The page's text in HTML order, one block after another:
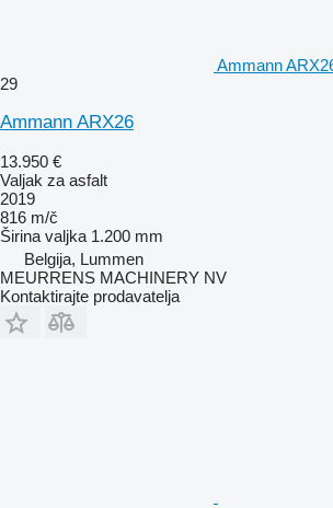
Ammann
29
Ammann ARX26
13.950 €
Valjak za asfalt
2019
816 m/č
Širina valjka 1.200 mm
Belgija, Lummen
MEURRENS MACHINERY NV
Kontaktirajte prodavatelja